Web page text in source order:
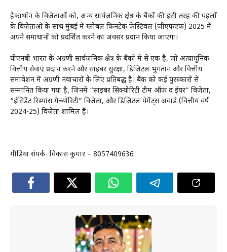
हैकाथॉन के विजेताओं को, अन्य सार्वजनिक क्षेत्र के बैंकों की इसी तरह की पहलों
के विजेताओं के साथ मुंबई में ग्लोबल फिनटेक फेस्टिवल (जीएफएफ) 2025 में
अपने समाधानों को प्रदर्शित करने का अवसर प्रदान किया जाएगा।
पीएनबी भारत के अग्रणी सार्वजनिक क्षेत्र के बैंकों में से एक है, जो अत्याधुनिक
वित्तीय सेवाएं प्रदान करने और साइबर सुरक्षा, डिजिटल भुगतान और वित्तीय
समावेशन में अग्रणी नवाचारों के लिए प्रतिबद्ध है। बैंक को कई पुरस्कारों से
सम्मानित किया गया है, जिनमें “साइबर सिक्योरिटी टीम ऑफ द ईयर” विजेता,
“इंसिडेंट रिस्पांस मैच्योरिटी” विजेता, और डिजिटल पेमेंट्स अवार्ड (वित्तीय वर्ष
2024-25) विजेता शामिल हैं।
मीडिया संपर्क- विकास कुमार – 8057409636